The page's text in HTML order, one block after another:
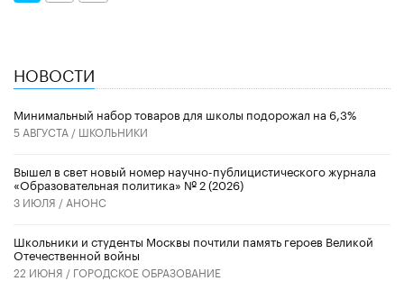
НОВОСТИ
Минимальный набор товаров для школы подорожал на 6,3%
5 АВГУСТА / ШКОЛЬНИКИ
Вышел в свет новый номер научно-публицистического журнала
«Образовательная политика» № 2 (2026)
3 ИЮЛЯ / АНОНС
Школьники и студенты Москвы почтили память героев Великой
Отечественной войны
22 ИЮНЯ / ГОРОДСКОЕ ОБРАЗОВАНИЕ